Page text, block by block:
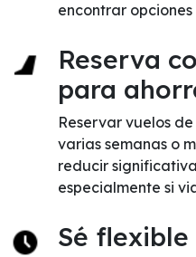
encontrar
Reserva
para
Reservar vuelos
varias semanas o
reducir
especialmente si
Sé